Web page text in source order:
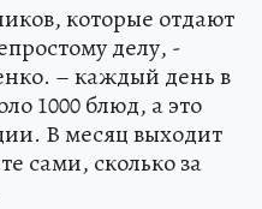
которые отдают
делу, -
– каждый день в
1000 блюд, а это
В месяц выходит
сами, сколько за